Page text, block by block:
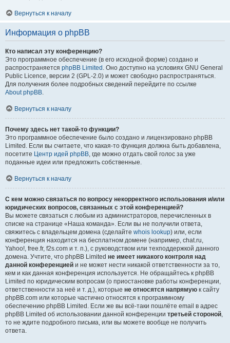
Вернуться к началу
Информация о phpBB
Кто написал эту конференцию?
Это программное обеспечение (в его исходной форме) создано и
распространяется phpBB Limited . Оно доступно на условиях GNU General
Public Licence, версии 2 (GPL-2.0) и может свободно распространяться.
Для получения более подробных сведений перейдите по ссылке
About phpBB.
Вернуться к началу
Почему здесь нет такой-то функции?
Это программное обеспечение было создано и лицензировано phpBB
Limited. Если вы считаете, что какая-то функция должна быть добавлена,
посетите Центр идей phpBB, где можно отдать свой голос за уже
поданные идеи или предложить собственные.
Вернуться к началу
С кем можно связаться по вопросу некорректного использования и/или
юридических вопросов, связанных с этой конференцией?
Вы можете связаться с любым из администраторов, перечисленных в
списке на странице «Наша команда». Если вы не получили ответа,
свяжитесь с владельцем домена (сделайте whois lookup) или, если
конференция находится на бесплатном домене (например, chat.ru,
Yahoo!, free.fr, f2s.com и т. п.), с руководством или техподдержкой данного
домена. Учтите, что phpBB Limited не имеет никакого контроля над
данной конференцией и не может нести никакой ответственности за то,
кем и как данная конференция используется. Не обращайтесь к phpBB
Limited по юридическим вопросам (о приостановке работы конференции,
ответственности за неё и т. д.), которые не относятся напрямую к сайту
phpBB.com или которые частично относятся к программному
обеспечению phpBB Limited. Если же вы всё-таки пошлёте email в адрес
phpBB Limited об использовании данной конференции третьей стороной,
то не ждите подробного письма, или вы можете вообще не получить
ответа.